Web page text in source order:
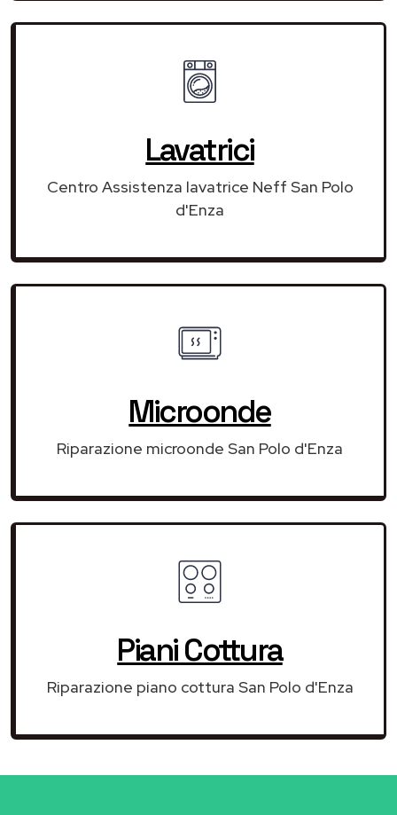
Lavatrici
Centro Assistenza lavatrice Neff San Polo
d'Enza
Microonde
Riparazione microonde San Polo d'Enza
Piani Cottura
Riparazione piano cottura San Polo d'Enza